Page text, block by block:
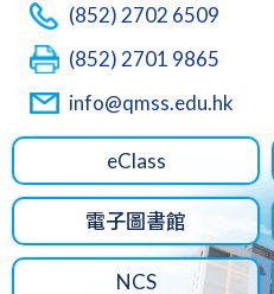
(852) 2702 6509
(852) 2701 9865
info@qmss.edu.hk
eClass
電子圖書館
NCS